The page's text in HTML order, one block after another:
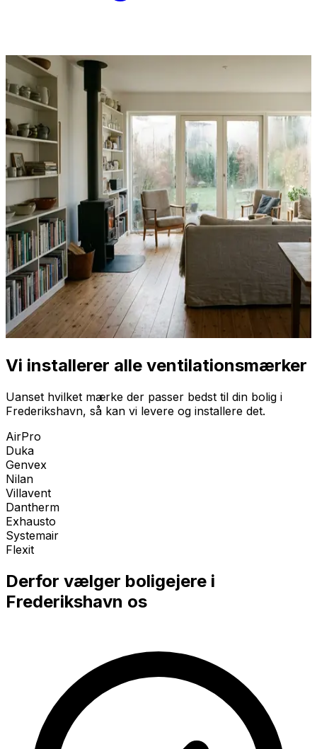
Vi installerer alle ventilationsmærker
Uanset hvilket mærke der passer bedst til din bolig i
Frederikshavn, så kan vi levere og installere det.
AirPro
Duka
Genvex
Nilan
Villavent
Dantherm
Exhausto
Systemair
Flexit
Derfor vælger boligejere i
Frederikshavn os